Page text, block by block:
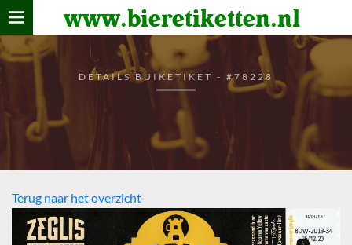
www.bieretiketten.nl
Home
verzamelen
De bierkaart
Bezoekers
DETAILS BUIKETIKET - #78228
Terug naar het overzicht